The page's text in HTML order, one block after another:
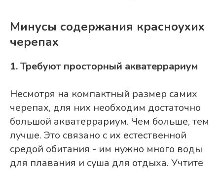
Минусы содержания красноухих
черепах
1. Требуют просторный акватеррариум
Несмотря на компактный размер самих
черепах, для них необходим достаточно
большой акватеррариум. Чем больше, тем
лучше. Это связано с их естественной
средой обитания - им нужно много воды
для плавания и суша для отдыха. Учтите